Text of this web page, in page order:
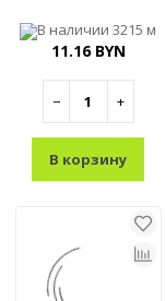
В наличии3215 м
11.16 BYN
− +
В корзину